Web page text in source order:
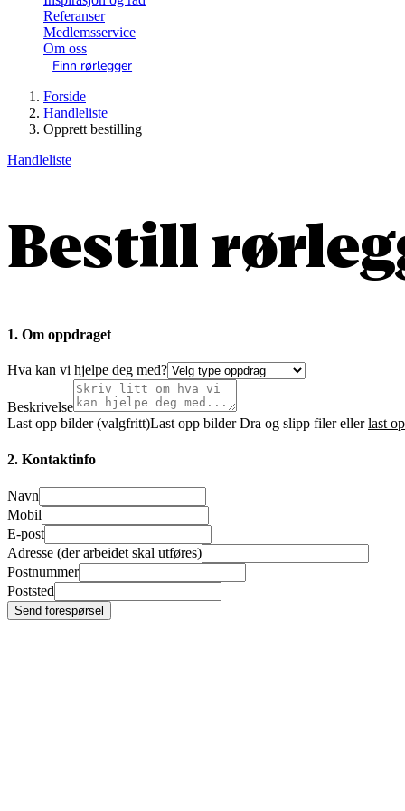
Referanser
Medlemsservice
Om oss
Finn rørlegger
Forside
Handleliste
Opprett bestilling
Handleliste
Bestill
1. Om oppdraget
Hva kan vi hjelpe deg med?
Beskrivelse
Last opp bilder (valgfritt)Last opp bilderDra og slipp filer ellerlast
2. Kontaktinfo
Navn
Mobil
E-post
Adresse (der arbeidet skal utføres)
Postnummer
Poststed
Send forespørsel